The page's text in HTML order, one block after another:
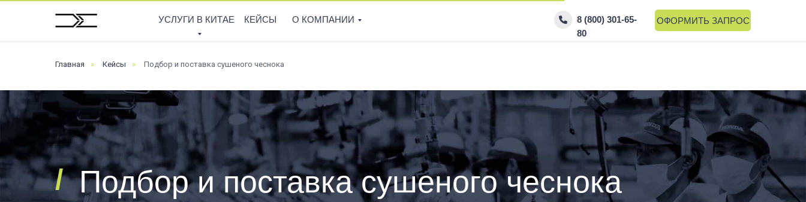
О КОМПАНИИ
КЕЙСЫ
УСЛУГИ В КИТАЕ ОФОРМИТЬ ЗАПРОС
8 (800) 301-65-
80
Главная » Кейсы » Подбор и поставка сушеного чеснока
/ Подбор и поставка сушеного чеснока